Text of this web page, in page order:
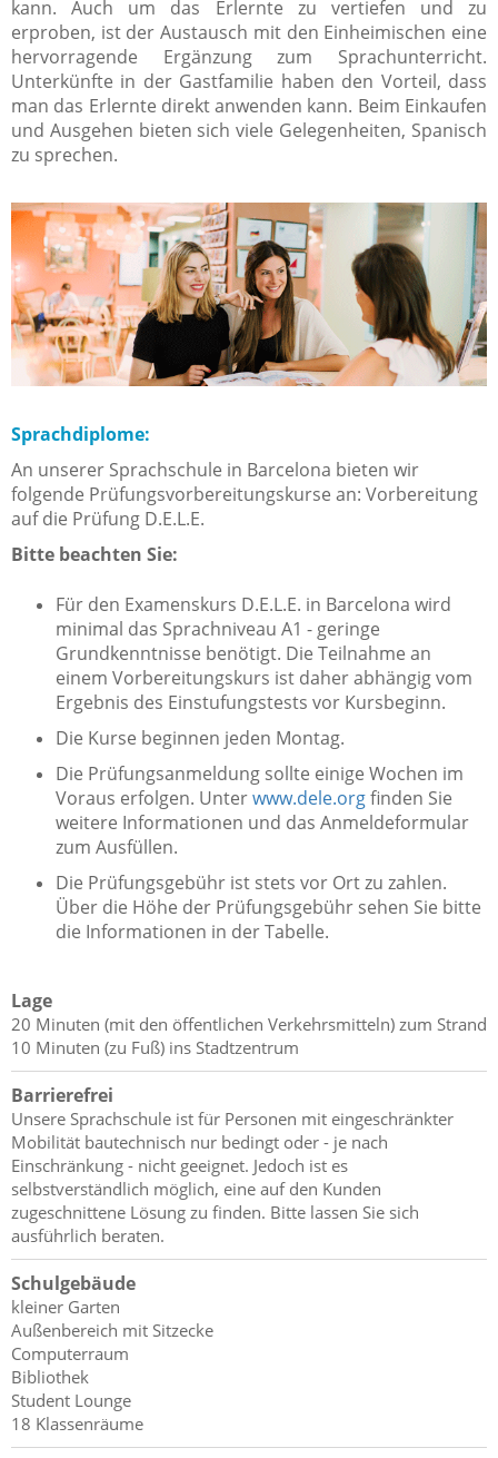
kann. Auch um das Erlernte zu vertiefen und zu
erproben, ist der Austausch mit den Einheimischen eine
hervorragende Ergänzung zum Sprachunterricht.
Unterkünfte in der Gastfamilie haben den Vorteil, dass
man das Erlernte direkt anwenden kann. Beim Einkaufen
und Ausgehen bieten sich viele Gelegenheiten, Spanisch
zu sprechen.
Sprachdiplome:
An unserer Sprachschule in Barcelona bieten wir
folgende Prüfungsvorbereitungskurse an: Vorbereitung
auf die Prüfung D.E.L.E.
Bitte beachten Sie:
Für den Examenskurs D.E.L.E. in Barcelona wird
minimal das Sprachniveau A1 - geringe
Grundkenntnisse benötigt. Die Teilnahme an
einem Vorbereitungskurs ist daher abhängig vom
Ergebnis des Einstufungstests vor Kursbeginn.
Die Kurse beginnen jeden Montag.
Die Prüfungsanmeldung sollte einige Wochen im
Voraus erfolgen. Unterwww.dele.orgfinden Sie
weitere Informationen und das Anmeldeformular
zum Ausfüllen.
Die Prüfungsgebühr ist stets vor Ort zu zahlen.
Über die Höhe der Prüfungsgebühr sehen Sie bitte
die Informationen in der Tabelle.
Lage
20 Minuten (mit den öffentlichen Verkehrsmitteln) zum Strand
10 Minuten (zu Fuß) ins Stadtzentrum
Barrierefrei
Unsere Sprachschule ist für Personen mit eingeschränkter
Mobilität bautechnisch nur bedingt oder - je nach
Einschränkung - nicht geeignet. Jedoch ist es
selbstverständlich möglich, eine auf den Kunden
zugeschnittene Lösung zu finden. Bitte lassen Sie sich
ausführlich beraten.
Schulgebäude
kleiner Garten
Außenbereich mit Sitzecke
Computerraum
Bibliothek
Student Lounge
18 Klassenräume